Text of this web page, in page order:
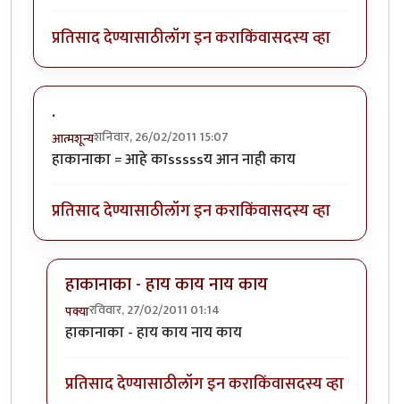
प्रतिसाद देण्यासाठीलॉग इन कराकिंवासदस्य व्हा
.
आत्मशून्यशनिवार, 26/02/2011 15:07
हाकानाका = आहे काsssssय आन नाही काय
प्रतिसाद देण्यासाठीलॉग इन कराकिंवासदस्य व्हा
हाकानाका - हाय काय नाय काय
पक्यारविवार, 27/02/2011 01:14
In reply tobyआत्मशून्य
हाकानाका - हाय काय नाय काय
प्रतिसाद देण्यासाठीलॉग इन कराकिंवासदस्य व्हा